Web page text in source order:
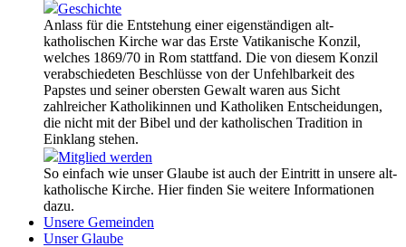
Geschichte
Anlass für die Entstehung einer eigenständigen alt-
katholischen Kirche war das Erste Vatikanische Konzil,
welches 1869/70 in Rom stattfand. Die von diesem Konzil
verabschiedeten Beschlüsse von der Unfehlbarkeit des
Papstes und seiner obersten Gewalt waren aus Sicht
zahlreicher Katholikinnen und Katholiken Entscheidungen,
die nicht mit der Bibel und der katholischen Tradition in
Einklang stehen.
Mitglied werden
So einfach wie unser Glaube ist auch der Eintritt in unsere alt-
katholische Kirche. Hier finden Sie weitere Informationen
dazu.
Unsere Gemeinden
Unser Glaube